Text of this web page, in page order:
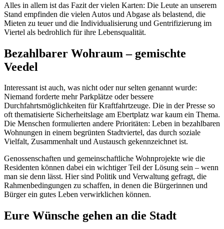
Alles in allem ist das Fazit der vielen Karten: Die Leute an unserem
Stand empfinden die vielen Autos und Abgase als belastend, die
Mieten zu teuer und die Individualisierung und Gentrifizierung im
Viertel als bedrohlich für ihre Lebensqualität.
Bezahlbarer Wohraum – gemischte
Veedel
Interessant ist auch, was nicht oder nur selten genannt wurde:
Niemand forderte mehr Parkplätze oder bessere
Durchfahrtsmöglichkeiten für Kraftfahrtzeuge. Die in der Presse so
oft thematisierte Sicherheitslage am Ebertplatz war kaum ein Thema.
Die Menschen formulierten andere Prioritäten: Leben in bezahlbaren
Wohnungen in einem begrünten Stadtviertel, das durch soziale
Vielfalt, Zusammenhalt und Austausch gekennzeichnet ist.
Genossenschaften und gemeinschaftliche Wohnprojekte wie die
Residenten können dabei ein wichtiger Teil der Lösung sein – wenn
man sie denn lässt. Hier sind Politik und Verwaltung gefragt, die
Rahmenbedingungen zu schaffen, in denen die Bürgerinnen und
Bürger ein gutes Leben verwirklichen können.
Eure Wünsche gehen an die Stadt